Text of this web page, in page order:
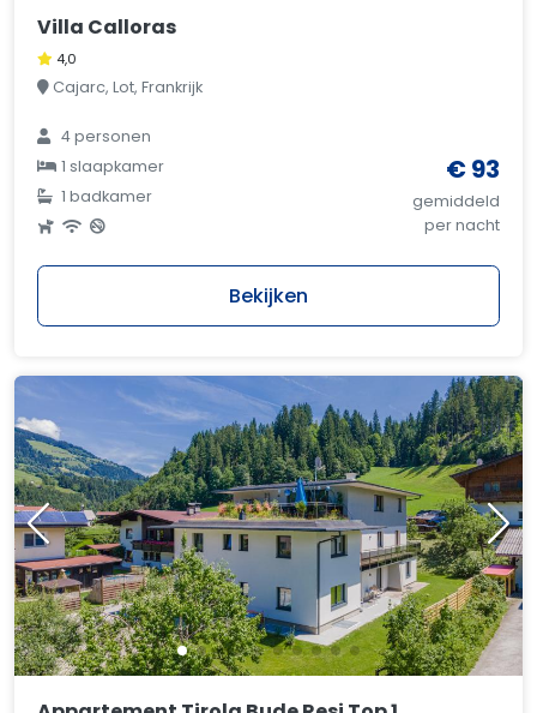
Villa Calloras
4,0
Cajarc, Lot, Frankrijk
4 personen
1 slaapkamer
1 badkamer
€ 93
gemiddeld
per nacht
Bekijken